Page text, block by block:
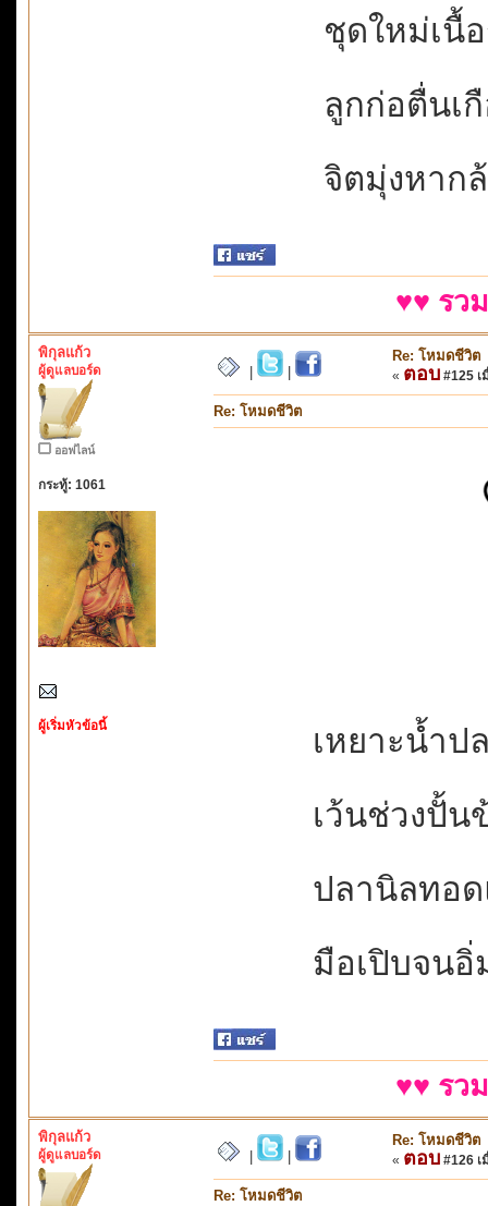
ชุดใหม่เนื้
ลูกก่อตื่นเ
จิตมุ่งหาก
♥♥ รว
พิกุลแก้ว
ผู้ดูแลบอร์ด
ออฟไลน์
กระทู้: 1061
ผู้เริ่มหัวข้อนี้
Re: โหมดชีวิต
« ตอบ #125 เ
Re: โหมดชีวิต
เหยาะน้ำป
เว้นช่วงปั้น
ปลานิลทอด
มือเปิบจนอิ่
♥♥ รว
พิกุลแก้ว
ผู้ดูแลบอร์ด
Re: โหมดชีวิต
« ตอบ #126 เ
Re: โหมดชีวิต